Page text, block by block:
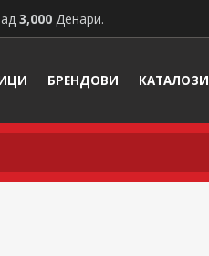
3,000 Денари.
БРЕНДОВИ КАТАЛОЗИ